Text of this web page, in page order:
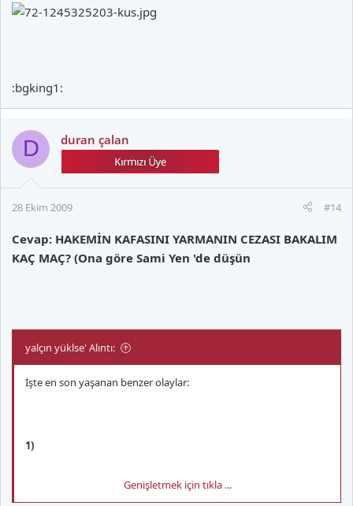
18.10.2008´de Aston Villa - Portsmouth macinda tribunden atilan
bozuk para yardimci hakem Philipp Sharp´in kafasina isabet
bulunmasina odaklaniliyor. Daha sonra bu kisi sahalardan men
2)
kesiliyor.
:bgking1:
D duran çalan
28 Ekim 2009 #14
Cevap: HAKEMİN KAFASINI YARMANIN CEZASI BAKALIM
KAÇ MAÇ? (Ona göre Sami Yen 'de düşün
yalçın yüklse' Alıntı:
İşte en son yaşanan benzer olaylar:
1)
Genişletmek için tıkla ...